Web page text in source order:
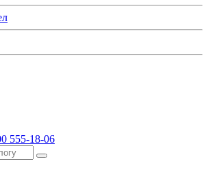
555-18-06